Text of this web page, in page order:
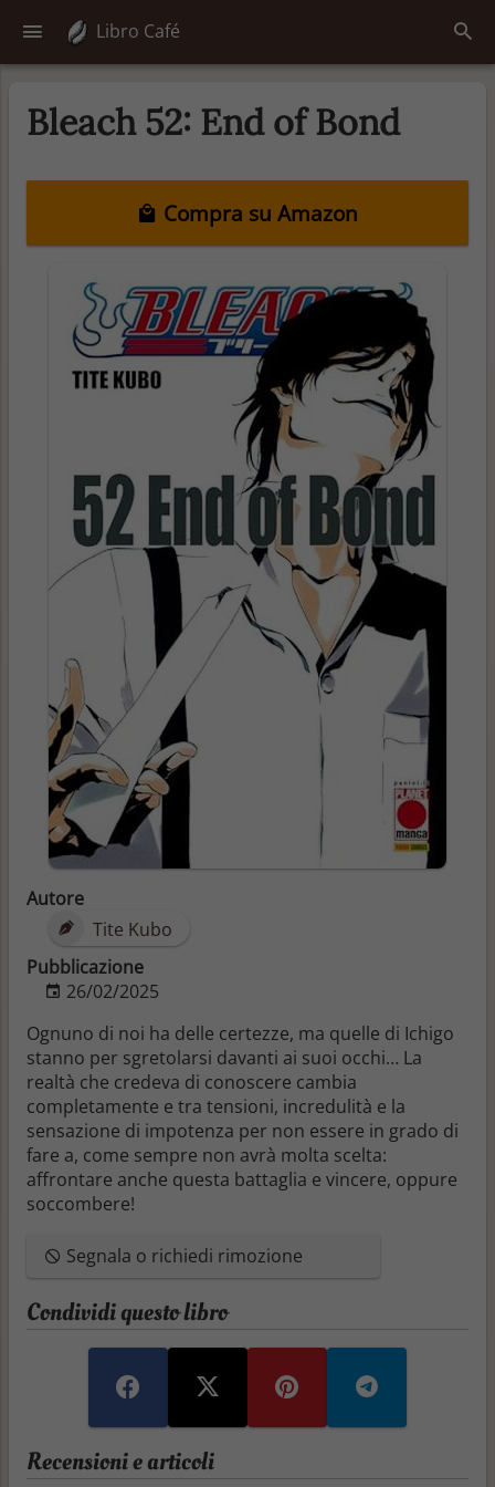
Libro Café
Bleach 52: End of Bond
Compra su Amazon
Autore
Tite Kubo
Pubblicazione
26/02/2025
Ognuno di noi ha delle certezze, ma quelle di Ichigo
stanno per sgretolarsi davanti ai suoi occhi… La
realtà che credeva di conoscere cambia
completamente e tra tensioni, incredulità e la
sensazione di impotenza per non essere in grado di
fare a, come sempre non avrà molta scelta:
affrontare anche questa battaglia e vincere, oppure
soccombere!
Segnala o richiedi rimozione
Condividi questo libro
Recensioni e articoli